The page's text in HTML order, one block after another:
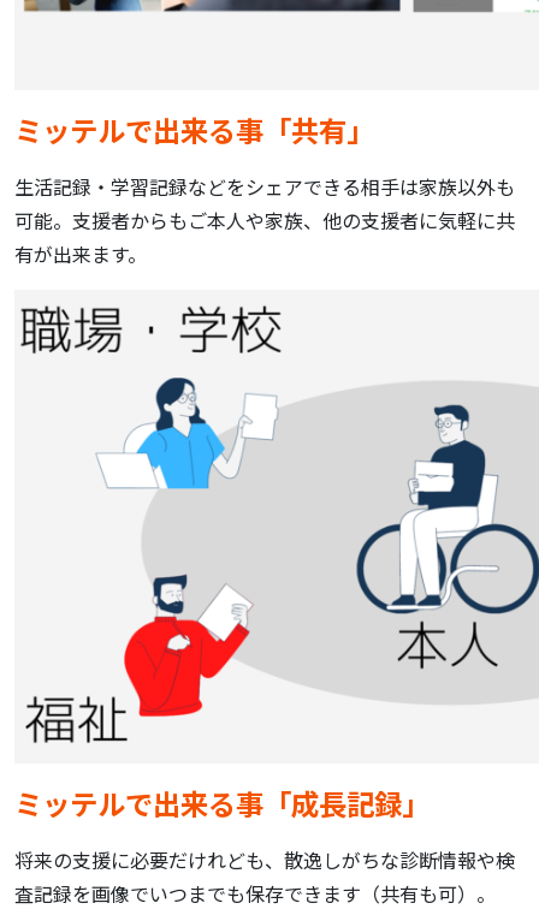
ミッテルで出来る事「共有」
生活記録・学習記録などをシェアできる相手は家族以外も
可能。支援者からもご本人や家族、他の支援者に気軽に共
有が出来ます。
ミッテルで出来る事「成長記録」
将来の支援に必要だけれども、散逸しがちな診断情報や検
査記録を画像でいつまでも保存できます（共有も可）。